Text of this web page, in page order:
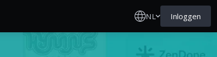
NL Inloggen